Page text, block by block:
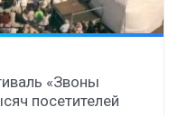
«Звоны
посетителей